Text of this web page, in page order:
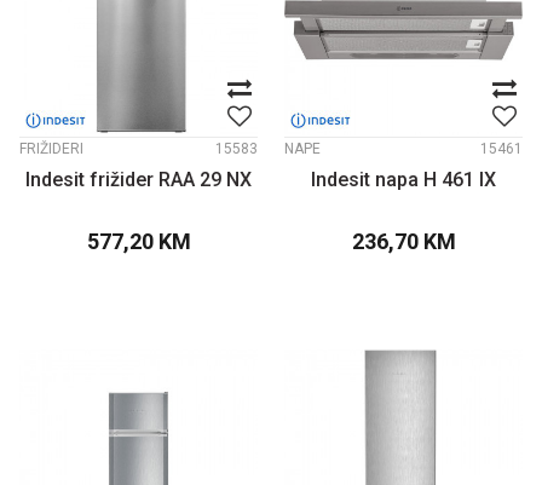
FRIŽIDERI 15583
Indesit frižider RAA 29 NX
577,20 KM
NAPE 15461
Indesit napa H 461 IX
236,70 KM